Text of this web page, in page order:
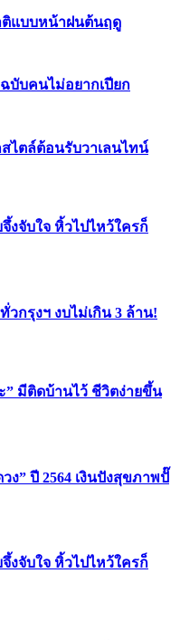
ติแบบหน้าฝนต้นฤดู️
ฉบับคนไม่อยากเปียก
ไตล์ต้อนรับวาเลนไทน์
งจับใจ หิ้วไปไหว้ใครก็
วกรุงฯ งบไม่เกิน 3 ล้าน!
” มีติดบ้านไว้ ชีวิตง่ายขึ้น
ง” ปี 2564 เงินปังสุขภาพปั๊
งจับใจ หิ้วไปไหว้ใครก็